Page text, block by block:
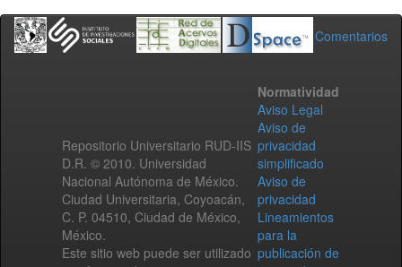
Comentarios
Repositorio Universitario RUD-IIS
D.R. © 2010. Universidad
Nacional Autónoma de México.
Ciudad Universitaria, Coyoacán,
C. P. 04510, Ciudad de México,
México.
Este sitio web puede ser utilizado
Normatividad
Aviso Legal
Aviso de
privacidad
simplificado
Aviso de
privacidad
Lineamientos
para la
publicación de